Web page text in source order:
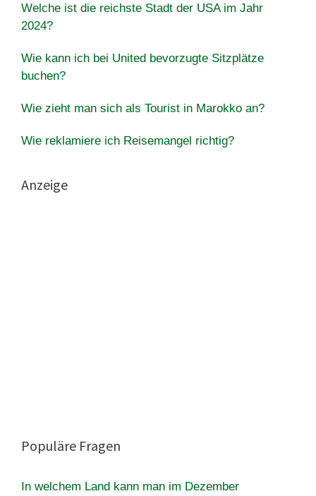
Welche ist die reichste Stadt der USA im Jahr
2024?
Wie kann ich bei United bevorzugte Sitzplätze
buchen?
Wie zieht man sich als Tourist in Marokko an?
Wie reklamiere ich Reisemangel richtig?
Anzeige
Populäre Fragen
In welchem Land kann man im Dezember